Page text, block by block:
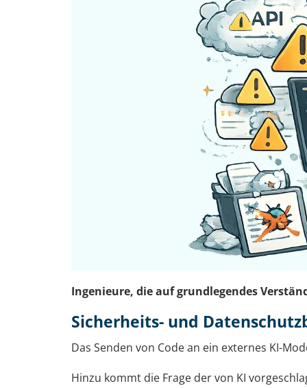
Ingenieure, die auf grundlegendes
Sicherheits- und
Das Senden von Code an ein externes KI-
Hinzu kommt die Frage der von KI